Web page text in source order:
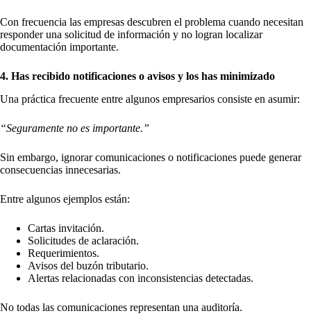
Con frecuencia las empresas descubren el problema cuando necesitan
responder una solicitud de información y no logran localizar
documentación importante.
4. Has recibido notificaciones o avisos y los has minimizado
Una práctica frecuente entre algunos empresarios consiste en asumir:
“Seguramente no es importante.”
Sin embargo, ignorar comunicaciones o notificaciones puede generar
consecuencias innecesarias.
Entre algunos ejemplos están:
Cartas invitación.
Solicitudes de aclaración.
Requerimientos.
Avisos del buzón tributario.
Alertas relacionadas con inconsistencias detectadas.
No todas las comunicaciones representan una auditoría.